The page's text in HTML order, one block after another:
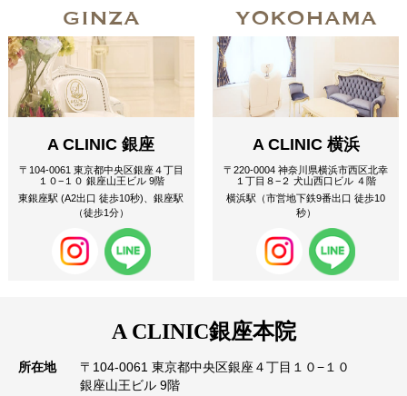
GINZA
A CLINIC 銀座
〒104-0061 東京都中央区銀座４丁目
１０−１０ 銀座山王ビル 9階
東銀座駅 (A2出口 徒歩10秒)、銀座駅
（徒歩1分）
YOKOHAMA
A CLINIC 横浜
〒220-0004 神奈川県横浜市西区北幸
１丁目８−２ 犬山西口ビル ４階
横浜駅（市営地下鉄9番出口 徒歩10
秒）
A CLINIC銀座本院
所在地
〒104-0061 東京都中央区銀座４丁目１０−１０
銀座山王ビル 9階